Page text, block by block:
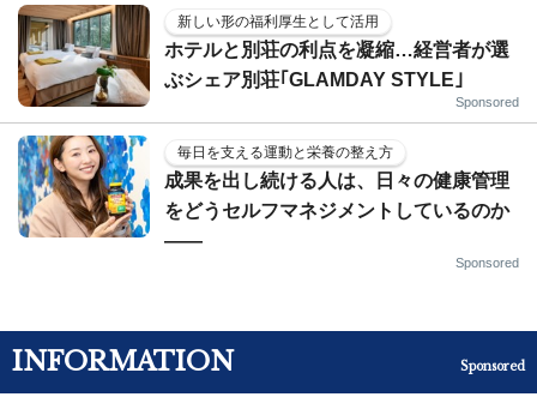
新しい形の福利厚生として活用
ホテルと別荘の利点を凝縮…経営者が選
ぶシェア別荘｢GLAMDAY STYLE｣
Sponsored
毎日を支える運動と栄養の整え方
成果を出し続ける人は、日々の健康管理
をどうセルフマネジメントしているのか
——
Sponsored
INFORMATION Sponsored